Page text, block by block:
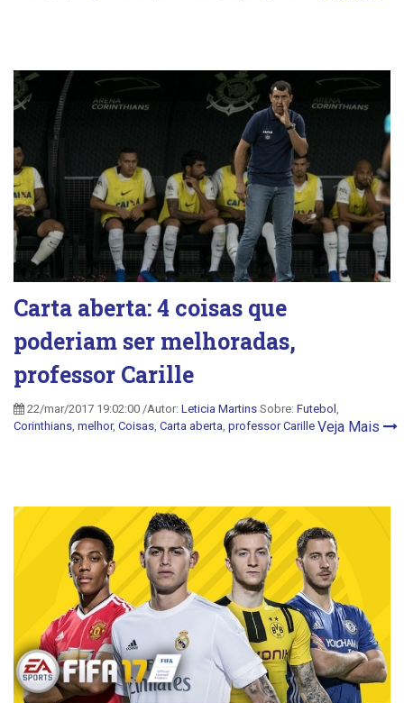
Carta aberta: 4 coisas que
poderiam ser melhoradas,
professor Carille
22/mar/2017 19:02:00 /Autor: Leticia Martins Sobre: Futebol ,
Corinthians, melhor, Coisas, Carta aberta, professor Carille Veja Mais